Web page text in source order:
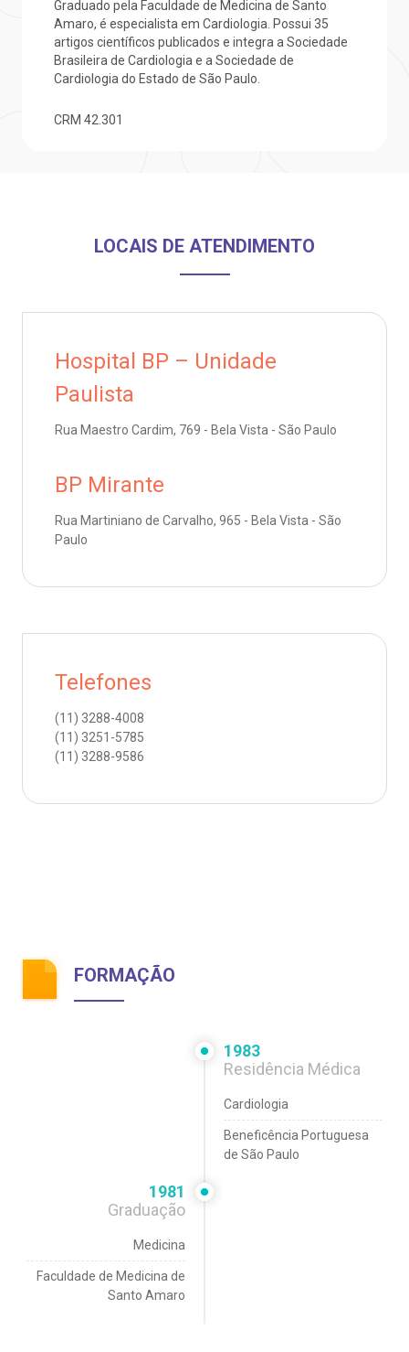
Saiba mais
Endereço:
CEP: 01323-001 | Bela Vista
Saiba mais
Endereço:
São Paulo - SP
a BP Cirurgia
de Sangue
de cuidado
Graduado pela Faculdade de Medicina de Santo
Amaro, é especialista em Cardiologia. Possui 35
artigos científicos publicados e integra a Sociedade
Brasileira de Cardiologia e a Sociedade de
Cardiologia do Estado de São Paulo.
CRM 42.301
LOCAIS DE ATENDIMENTO
Hospital BP – Unidade
Paulista
Rua Maestro Cardim, 769 - Bela Vista - São Paulo
BP Mirante
Rua Martiniano de Carvalho, 965 - Bela Vista - São
Paulo
Telefones
(11) 3288-4008
(11) 3251-5785
(11) 3288-9586
FORMAÇÃO
1983
Residência Médica
Cardiologia
Beneficência Portuguesa
de São Paulo
1981
Graduação
Medicina
Faculdade de Medicina de
Santo Amaro